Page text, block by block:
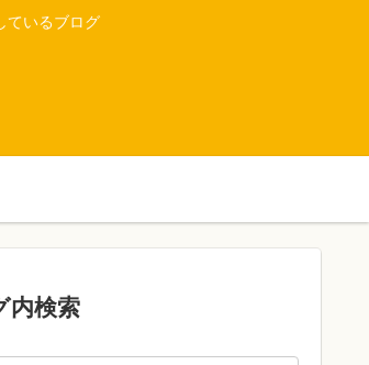
ているブログ
内検索